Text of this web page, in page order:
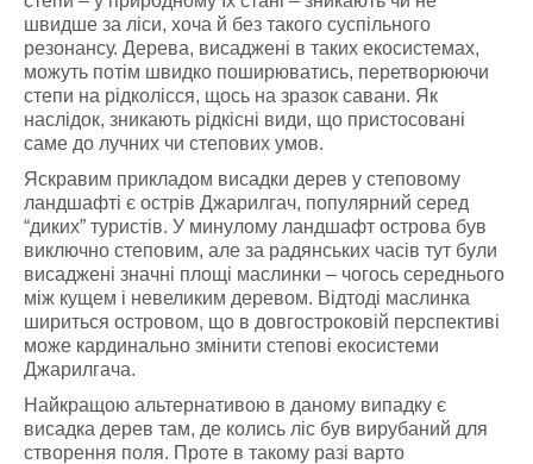
швидше за ліси, хоча й без такого суспільного
резонансу. Дерева, висаджені в таких екосистемах,
можуть потім швидко поширюватись, перетворюючи
степи на рідколісся, щось на зразок савани. Як
наслідок, зникають рідкісні види, що пристосовані
саме до лучних чи степових умов.
Яскравим прикладом висадки дерев у степовому
ландшафті є острів Джарилгач, популярний серед
“диких” туристів. У минулому ландшафт острова був
виключно степовим, але за радянських часів тут були
висаджені значні площі маслинки – чогось середнього
між кущем і невеликим деревом. Відтоді маслинка
шириться островом, що в довгостроковій перспективі
може кардинально змінити степові екосистеми
Джарилгача.
Найкращою альтернативою в даному випадку є
висадка дерев там, де колись ліс був вирубаний для
створення поля. Проте в такому разі варто